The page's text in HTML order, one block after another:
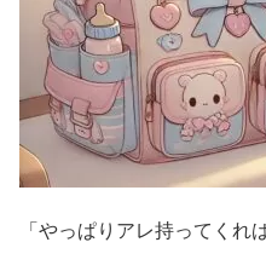
「やっぱりアレ持ってくれ